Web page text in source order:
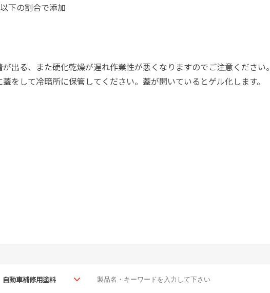
下の割合で添加
出る、また硬化乾燥が遅れ作業性が悪くなりますのでご注意ください。
をして冷暗所に保管してください。蓋が開いているとゲル化します。